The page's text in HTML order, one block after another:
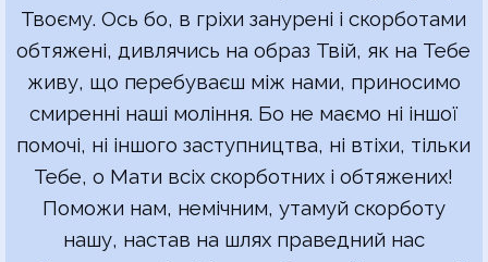
Твоєму. Ось бо, в гріхи занурені і скорботами
обтяжені, дивлячись на образ Твій, як на Тебе
живу, що перебуваєш між нами, приносимо
смиренні наші моління. Бо не маємо ні іншої
помочі, ні іншого заступництва, ні втіхи, тільки
Тебе, о Мати всіх скорботних і обтяжених!
Поможи нам, немічним, утамуй скорботу
нашу, настав на шлях праведний нас